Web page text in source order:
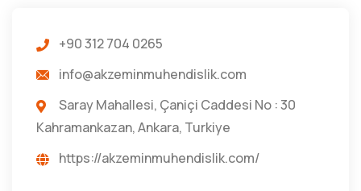
+90 312 704 0265
info@akzeminmuhendislik.com
Saray Mahallesi, Çaniçi Caddesi No : 30
Kahramankazan, Ankara, Turkiye
https://akzeminmuhendislik.com/